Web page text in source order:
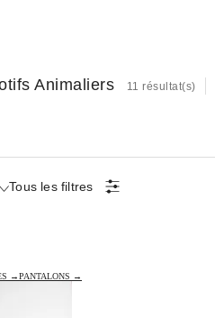
Animaliers 11 résultat(s)
Tous les filtres
→PANTALONS →